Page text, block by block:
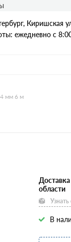
Киришская
ежедневно с
мм 6 м
области
В